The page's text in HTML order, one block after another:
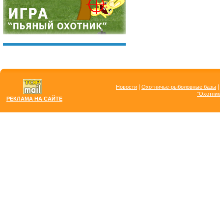
РЕКЛАМА НА САЙТЕ
Новости Охотничье-рыболовные базы